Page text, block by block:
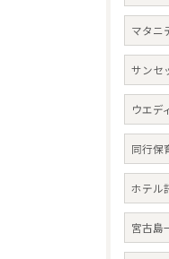
マタニ
サンセ
ウエデ
同行保
ホテル
宮古島